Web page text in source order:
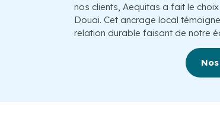
nos clients, Aequitas a fait le
Douai. Cet ancrage local
relation durable faisant de notre